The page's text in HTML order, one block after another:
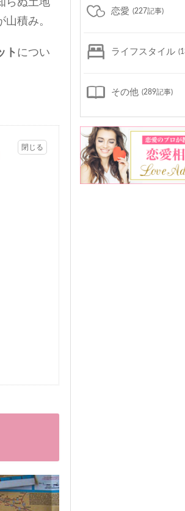
らぬ土地
積み。
ト につい
恋愛 (227記事)
ライフスタイル
その他 (289記事)